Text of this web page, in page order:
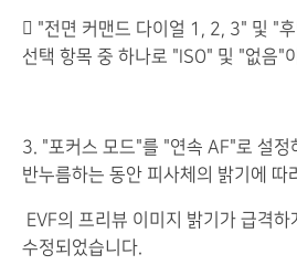
 "전면 커맨드 다이얼 1, 2, 3" 및 "
선택 항목 중 하나로 "ISO" 및 "없음"
3. "포커스 모드"를 "연속 AF"로 설정
반누름하는 동안 피사체의 밝기에 따
EVF의 프리뷰 이미지 밝기가 급격하
수정되었습니다.